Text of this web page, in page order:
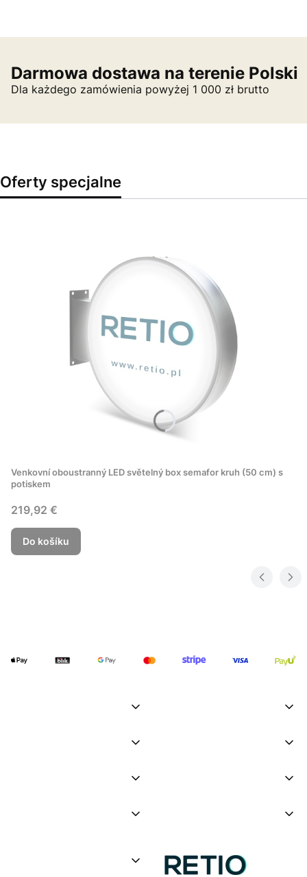
Darmowa dostawa na terenie Polski
Dla każdego zamówienia powyżej 1 000 zł brutto
Oferty specjalne
Venkovní oboustranný LED světelný box semafor kruh (50 cm) s
potiskem
Cena
219,92 €
Do košíku